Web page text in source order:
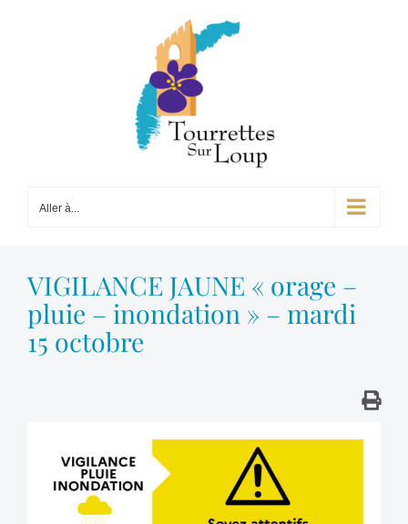
Aller à...
VIGILANCE JAUNE « orage –
pluie – inondation » – mardi
15 octobre